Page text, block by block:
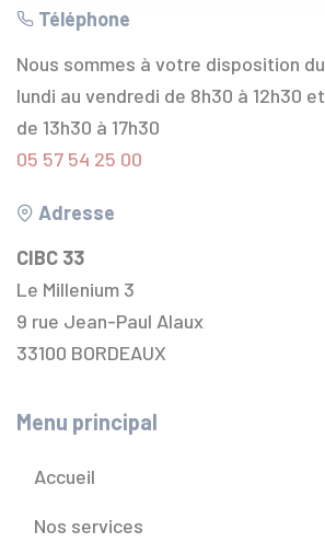
Téléphone
Nous sommes à votre disposition du
lundi au vendredi de 8h30 à 12h30 et
de 13h30 à 17h30
05 57 54 25 00
Adresse
CIBC 33
Le Millenium 3
9 rue Jean-Paul Alaux
33100 BORDEAUX
Menu principal
Accueil
Nos services